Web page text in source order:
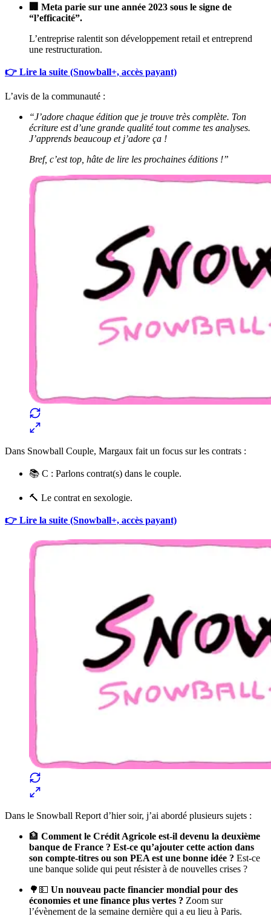
🏢 Meta parie sur une année 2023 sous le signe de
“l’efficacité”.
L’entreprise ralentit son développement retail et entreprend
une restructuration.
👉 Lire la suite (Snowball+, accès payant)
L’avis de la communauté :
“J’adore chaque édition que je trouve très complète. Ton
écriture est d’une grande qualité tout comme tes analyses.
J’apprends beaucoup et j’adore ça !
Bref, c’est top, hâte de lire les prochaines éditions !”
Dans Snowball Couple, Margaux fait un focus sur les contrats :
📚 C : Parlons contrat(s) dans le couple.
🔨 Le contrat en sexologie.
👉 Lire la suite (Snowball+, accès payant)
Dans le Snowball Report d’hier soir, j’ai abordé plusieurs sujets :
🏦 Comment le Crédit Agricole est-il devenu la deuxième
banque de France ? Est-ce qu’ajouter cette action dans
son compte-titres ou son PEA est une bonne idée ? Est-ce
une banque solide qui peut résister à de nouvelles crises ?
🌳💵 Un nouveau pacte financier mondial pour des
économies et une finance plus vertes ? Zoom sur
l’évènement de la semaine dernière qui a eu lieu à Paris.